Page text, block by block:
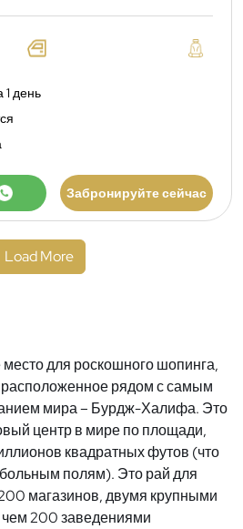
день
Забронируйте сейчас
Load More
место для роскошного шопинга,
расположенное рядом с самым
мира – Бурдж-Халифа. Это
центр в мире по площади,
квадратных футов (что
полям). Это рай для
магазинов, двумя крупными
200 заведениями